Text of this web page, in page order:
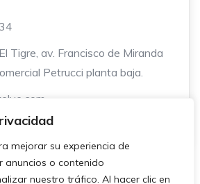
mejorar su experiencia de
anuncios o contenido
nuestro tráfico. Al hacer clic en
Tigre, av. Francisco de Miranda
Petrucci planta baja.